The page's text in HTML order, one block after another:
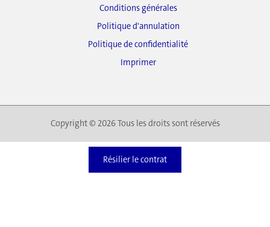
Conditions générales
Politique d'annulation
Politique de confidentialité
Imprimer
Copyright © 2026 Tous les droits sont réservés
Résilier le contrat